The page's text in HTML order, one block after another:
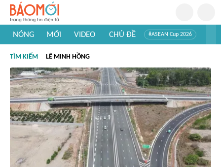
NÓNG MỚI VIDEO CHỦ ĐỀ #ASEAN Cup 2026
#Khám phá thế giới
TÌM KIẾM LÊ MINH HỒNG